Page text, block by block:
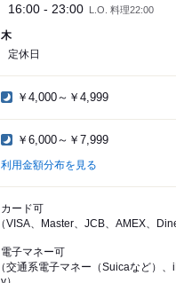
16:00 - 23:00 L.O. 料理22:00
木
定休日
￥4,000～￥4,999
￥6,000～￥7,999
利用金額分布を見る
カード可
（VISA、Master、JCB、AMEX、
電子マネー可
（交通系電子マネー（Suicaなど）